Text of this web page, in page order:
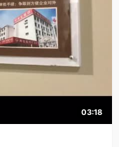
03:18